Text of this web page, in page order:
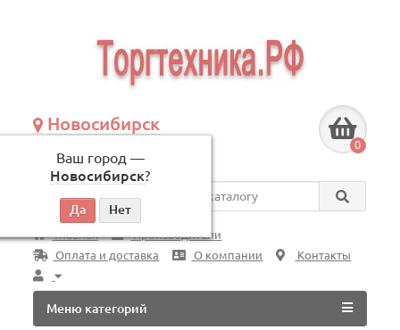
Новосибирск
Ваш город —
Новосибирск?
по будням, с 09:00 до 18:00
0
Везде
Главная
Производители
Оплата и доставка
О компании Контакты
Меню категорий